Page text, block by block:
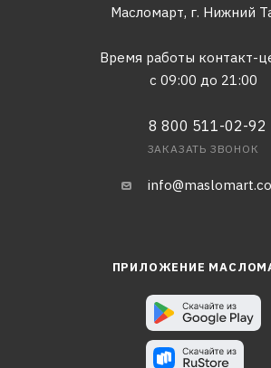
Масломарт, г. Нижний
Время работы контакт-
с 09:00 до 21:00
8 800 511-02-92
ЗАКАЗАТЬ ЗВОНОК
ПРИЛОЖЕНИЕ